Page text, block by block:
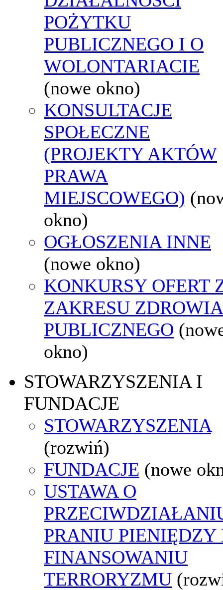
POŻYTKU
PUBLICZNEGO I O
WOLONTARIACIE
(nowe okno)
KONSULTACJE
SPOŁECZNE
(PROJEKTY AKTÓW
PRAWA
MIEJSCOWEGO)
okno)
OGŁOSZENIA INNE
(nowe okno)
KONKURSY OFERT
ZAKRESU ZDROWIA
PUBLICZNEGO
okno)
STOWARZYSZENIA I
FUNDACJE
STOWARZYSZENIA
(rozwiń)
FUNDACJE (nowe
USTAWA O
PRANIU PIENIĘDZY
FINANSOWANIU
TERRORYZMU